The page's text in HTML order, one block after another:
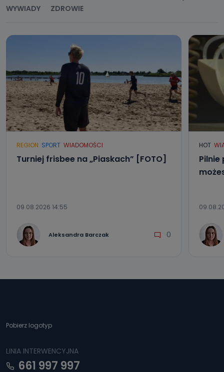
WYWIADY
ZDROWIE
REGION SPORT WIADOMOŚCI
Turniej frisbee na „Piaskach” [FOTO]
09.08.2026 14:55
Aleksandra Barczak 0
HOT
Pobierz logotyp
LINIA INTERWENCYJNA
661 997 997